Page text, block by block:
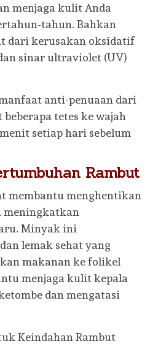
menjaga kulit Anda
tahun. Bahkan
dari kerusakan oksidatif
sinar ultraviolet (UV)
anti-penuaan dari
tetes ke wajah
setiap hari sebelum
Rambut
membantu menghentikan
meningkatkan
Minyak ini
lemak sehat yang
makanan ke folikel
menjaga kulit kepala
dan mengatasi